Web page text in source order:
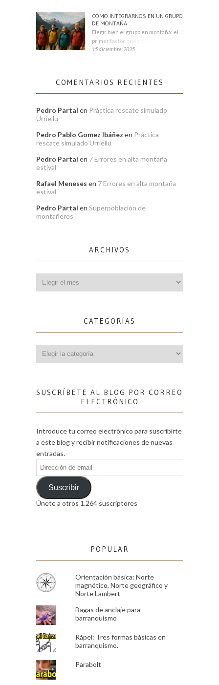
CÓMO INTEGRARNOS EN UN GRUPO
DE MONTAÑA
Elegir bien el grupo en montaña: el
primer factor que condiciona tu
15 diciembre, 2025
COMENTARIOS RECIENTES
Pedro Partal en Práctica rescate simulado
Urriellu
Pedro Pablo Gomez Ibáñez en Práctica
rescate simulado Urriellu
Pedro Partal en 7 Errores en alta montaña
estival
Rafael Meneses en 7 Errores en alta montaña
estival
Pedro Partal en Superpoblación de
montañeros
ARCHIVOS
CATEGORÍAS
SUSCRÍBETE AL BLOG POR CORREO
ELECTRÓNICO
Introduce tu correo electrónico para suscribirte
a este blog y recibir notificaciones de nuevas
entradas.
Dirección
de
emailSuscribir
Únete a otros 1.264 suscriptores
POPULAR
Orientación básica: Norte
magnético, Norte geográfico y
Norte Lambert
Bagas de anclaje para
barranquismo
Rápel: Tres formas básicas en
barranquismo.
Parabolt